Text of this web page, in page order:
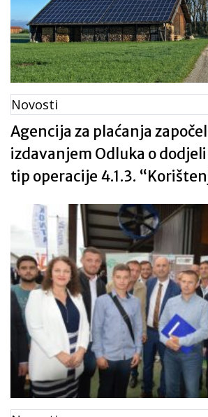
Novosti
Agencija za plaćanja
izdavanjem Odluka o
tip operacije 4.1.3.